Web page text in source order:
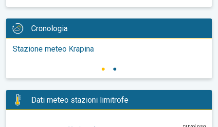
Cronologia
Stazione meteo Krapina
Dati meteo stazioni limitrofe